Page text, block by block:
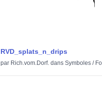
RVD_splats_n_drips
par Rich.vom.Dorf.dans Symboles/